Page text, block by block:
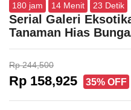
180 jam 14 Menit 22 Detik
Serial Galeri
Tanaman Hias
Rp 244,500
Rp 158,925 35% OFF